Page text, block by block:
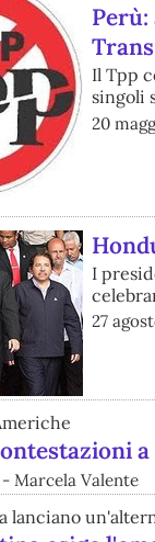
Il Tpp
singoli
20
I
27
a
Marcela Valente
lanciano